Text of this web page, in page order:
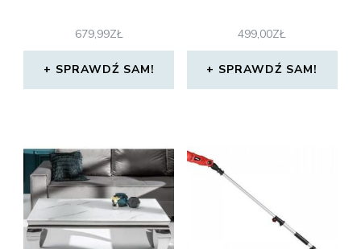
679,99ZŁ
SPRAWDŹ SAM!
499,00ZŁ
SPRAWDŹ SAM!